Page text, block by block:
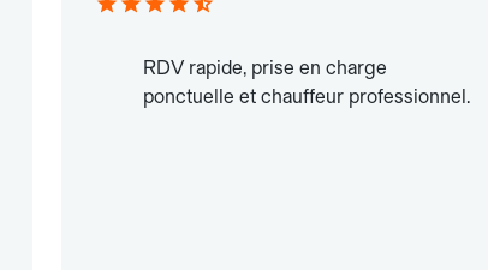
RDV rapide, prise en charge
ponctuelle et chauffeur professionnel.